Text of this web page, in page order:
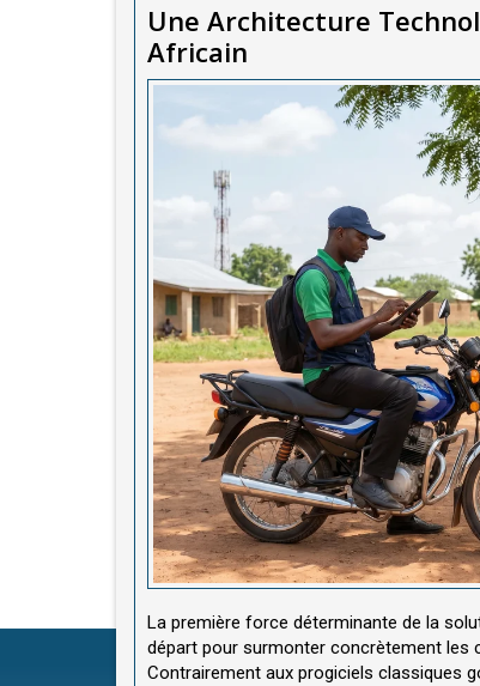
Une Architecture
Africain
La première force déterminante de la
départ pour surmonter concrètement les
Contrairement aux progiciels classiques